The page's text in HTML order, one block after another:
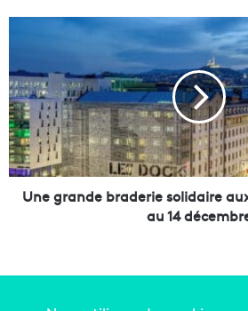
u
a
m
w
a
y
T
g
r
a
n
d
e
Une grande braderie solidaire
au 14